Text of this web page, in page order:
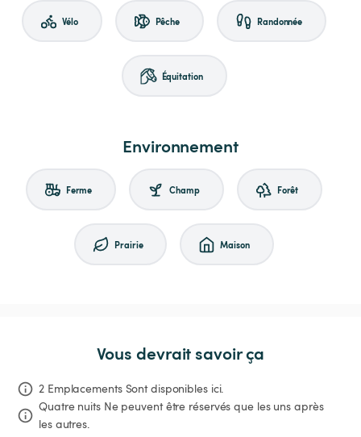
Vélo Pêche Randonnée
Équitation
Environnement
Ferme Champ Forêt
Prairie Maison
Vous devrait savoir ça
2 Emplacements Sont disponibles ici.
Quatre nuits Ne peuvent être réservés que les uns après
les autres.